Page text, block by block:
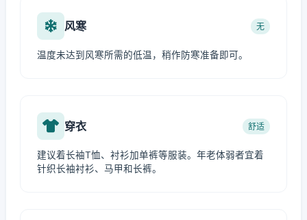
风寒 无
温度未达到风寒所需的低温，稍作防寒准备即可。
穿衣 舒适
建议着长袖T恤、衬衫加单裤等服装。年老体弱者宜着
针织长袖衬衫、马甲和长裤。